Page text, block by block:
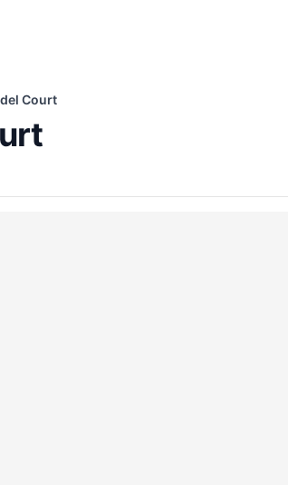
Court